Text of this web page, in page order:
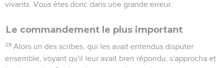
12 Or, le frère livrera son frère à la mort, et le père son
mères, et les feront mourir.
13 Et vous serez haïs de tous à cause de mon nom, mais celui
qui persévérera jusqu'à la fin, sera sauvé.